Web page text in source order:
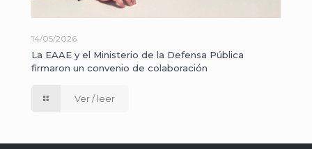
14/05/2026
La EAAE y el Ministerio de la Defensa Pública
firmaron un convenio de colaboración
Ver / leer